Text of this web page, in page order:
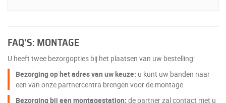
FAQ’S: MONTAGE
U heeft twee bezorgopties bij het plaatsen van uw bestelling:
Bezorging op het adres van uw keuze: u kunt uw banden naar
een van onze partnercentra brengen voor de montage.
Bezorging bij een montagestation: de partner zal contact met u